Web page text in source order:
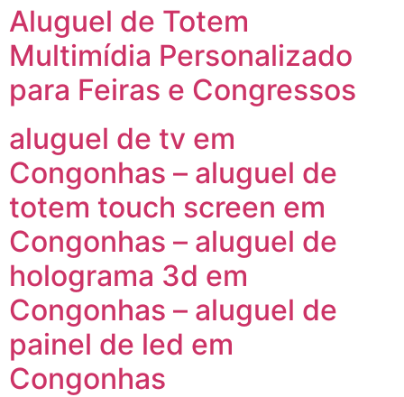
Aluguel de Totem
Multimídia Personalizado
para Feiras e Congressos
aluguel de tv em
Congonhas – aluguel de
totem touch screen em
Congonhas – aluguel de
holograma 3d em
Congonhas – aluguel de
painel de led em
Congonhas